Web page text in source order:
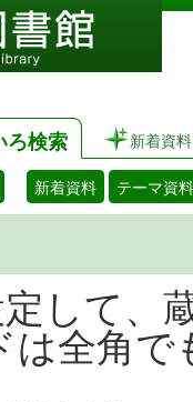
ろ検索 新着資料
新着資料 テーマ資料
して、
は全角